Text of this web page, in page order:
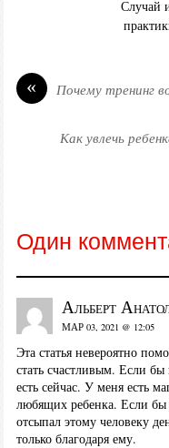
Случай
« Почему тренинг
Как увлечь
Один
Альберт
МАР 03, 2021 @ 12:05
Эта статья невероятно
стать счастливым. Если бы
есть сейчас. У меня есть
любящих ребенка. Если бы
отсыпал этому человеку
только благодаря ему.